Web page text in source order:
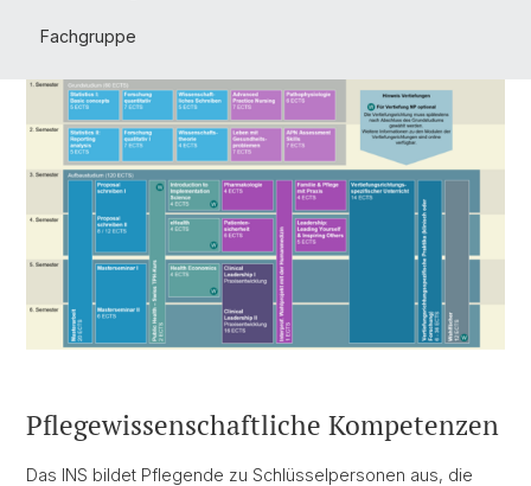
Fachgruppe
Pflegewissenschaftliche Kompetenzen
Das INS bildet Pflegende zu Schlüsselpersonen aus, die